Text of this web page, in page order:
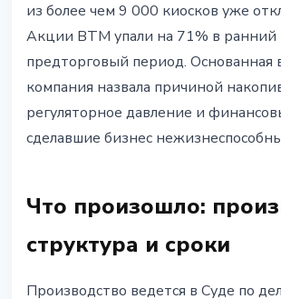
18 мая 2026 г.3 мин чтения
Наталия Дорофеева
из более чем 9 000 киосков уже
Акции BTM упали на 71% в ранний
предторговый период. Основанная
компания назвала причиной
регуляторное давление и
сделавшие бизнес
Что произошло:
структура и сроки
Производство ведется в Суде по